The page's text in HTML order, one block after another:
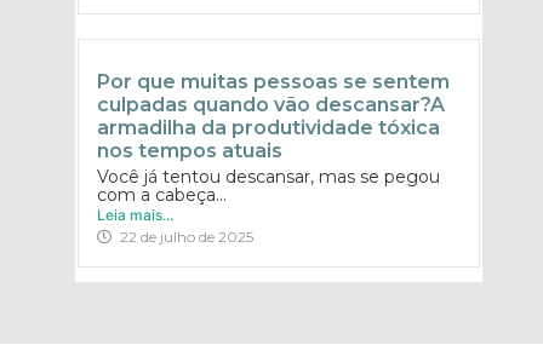
Por que muitas pessoas se sentem
culpadas quando vão descansar?A
armadilha da produtividade tóxica
nos tempos atuais
Você já tentou descansar, mas se pegou
com a cabeça...
Leia mais...
22 de julho de 2025